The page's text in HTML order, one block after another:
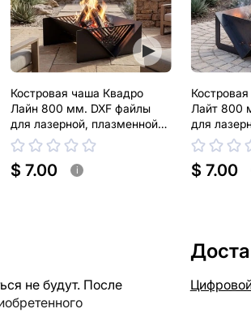
Костровая чаша Квадро
Лайн 800 мм. DXF файлы
для лазерной, плазменной
резки
$ 7.00 i
Лайт 800
для
резки
$ 7.00
не будут. После